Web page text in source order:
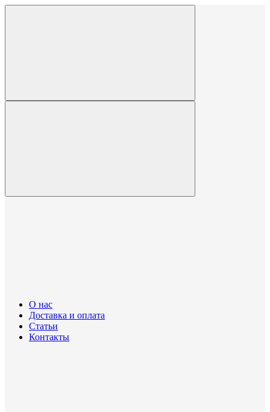
О нас
Доставка и оплата
Статьи
Контакты